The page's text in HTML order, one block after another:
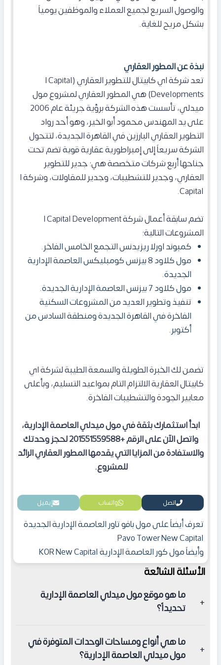
والوصول السريع لجميع العملاء والموظفين يومياً
بشكل مريح للغاية.
نبذة عن المطور العقاري
تعد شركة اي كابيتال للتطوير العقاري (I Capital
Developments) هي المطور العقاري لمشروع مول
ميدلي، تأسست هذه الشركة برؤية جريئة عام 2006
على يد المهندس محمود أبو الخير، وهو أحد رواد
التطوير العقاري البارزين في القاهرة الجديدة، لتتحول
الشركة سريعاً إلى إمبراطورية عقارية قوية تضم تحت
جناحها أربع شركات متخصصة هي: جدير للتطوير
العقاري، وجدير للتشطيبات، وجدير للمقاولات، وشركة I
Capital.
تضم سابقة أعمال شركة I Capital Development
المشروعات التالية:
كمبوند اورلا ريزيدنس التجمع الخامس الفاخر.
مول كلاود 8 بيزنس كومبليكس العاصمة الإدارية
الجديدة.
مول كلاود 7 بيزنس العاصمة الإدارية الجديدة.
تنفيذ وتطوير العديد من المشروعات السكنية
الفاخرة في القاهرة الجديدة ومنطقة السادس من
أكتوبر.
تضمن لك الخبرة الطويلة والسمعة الطيبة لشركة اي
كابيتال العقارية الالتزام التام بمواعيد التسليم، وبأعلى
معايير الجودة والتشطيبات الفاخرة.
ابدأ استثمارك بثقة في مول ميدلي العاصمة الإدارية،
واتصل الآن على الرقم +201551559588 لحجز وحدتك
والاستفادة من المزايا التي يقدمها المطور العقاري الرائد
للمشروع.
اتصل واتساب إيميل
تعرف أيضاً علىمول بافو تاور العاصمة الإدارية الجديدة
Pavo Tower New Capital
وأيضاًمول كور العاصمة الإدارية KOR New Capital
الأسئلة الشائعة
ما هو موقع مول ميدلي العاصمة الإدارية
تحديداً؟
يقع في قلب منطقة الداون تاون بالعاصمة الإدارية الجديدة
وتحديداً على المحور الغربي.
ما هي أنواع ومساحات الوحدات المتوفرة في
مول ميدلي العاصمة الإدارية؟